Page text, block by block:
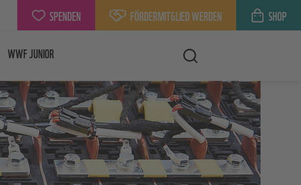
SPENDEN FÖRDERMITGLIED WERDEN SHOP
WWF JUNIOR